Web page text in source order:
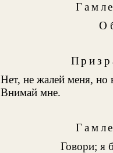
О
Нет, не жалей меня, но
Внимай мне.
Говори; я